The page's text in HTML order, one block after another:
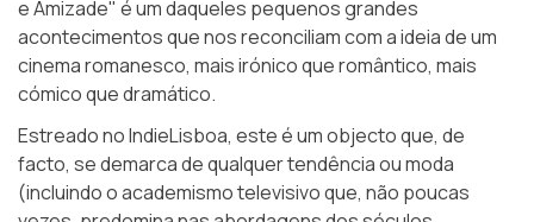
e Amizade" é um daqueles pequenos grandes
acontecimentos que nos reconciliam com a ideia de um
cinema romanesco, mais irónico que romântico, mais
cómico que dramático.
Estreado noIndieLisboa, este é um objecto que, de
facto, se demarca de qualquer tendência ou moda
(incluindo o academismo televisivo que, não poucas